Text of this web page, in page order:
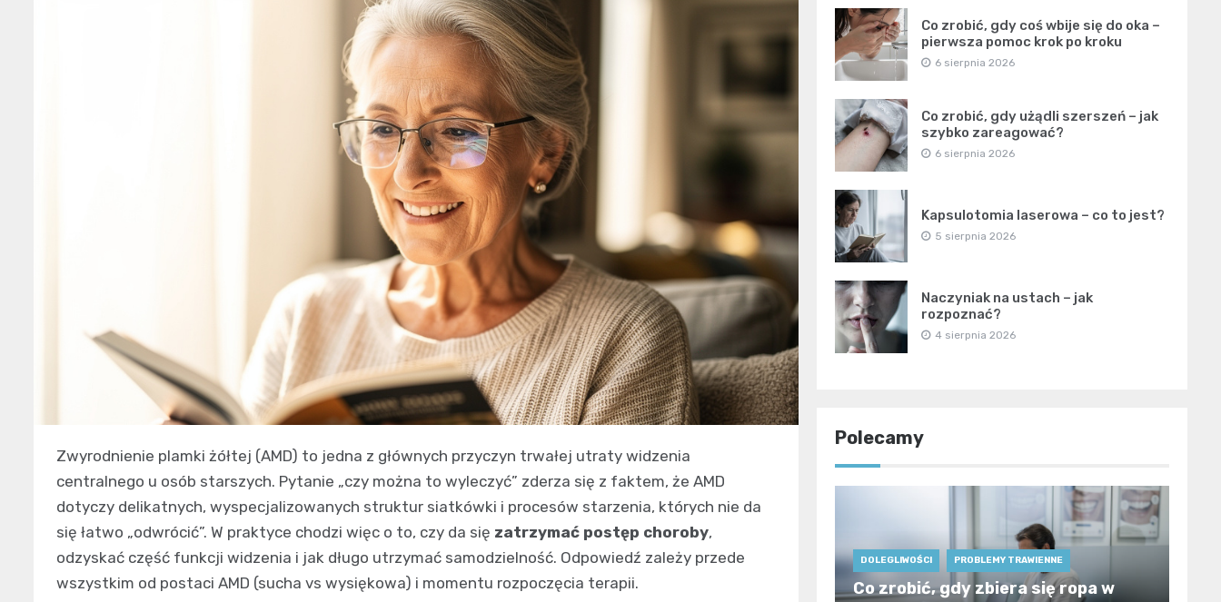
Zwyrodnienie plamki żółtej (AMD) to jedna z głównych przyczyn trwałej utraty widzenia
centralnego u osób starszych. Pytanie „czy można to wyleczyć” zderza się z faktem, że AMD
dotyczy delikatnych, wyspecjalizowanych struktur siatkówki i procesów starzenia, których nie da
się łatwo „odwrócić”. W praktyce chodzi więc o to, czy da się zatrzymać postęp choroby,
odzyskać część funkcji widzenia i jak długo utrzymać samodzielność. Odpowiedź zależy przede
wszystkim od postaci AMD (sucha vs wysiękowa) i momentu rozpoczęcia terapii.
Co zrobić, gdy coś wbije się do oka –
pierwsza pomoc krok po kroku
6 sierpnia 2026
Co zrobić, gdy użądli szerszeń – jak
szybko zareagować?
6 sierpnia 2026
Kapsulotomia laserowa – co to jest?
5 sierpnia 2026
Naczyniak na ustach – jak
rozpoznać?
4 sierpnia 2026
Polecamy
DOLEGLIWOŚCI PROBLEMY TRAWIENNE
Co zrobić, gdy zbiera się ropa w